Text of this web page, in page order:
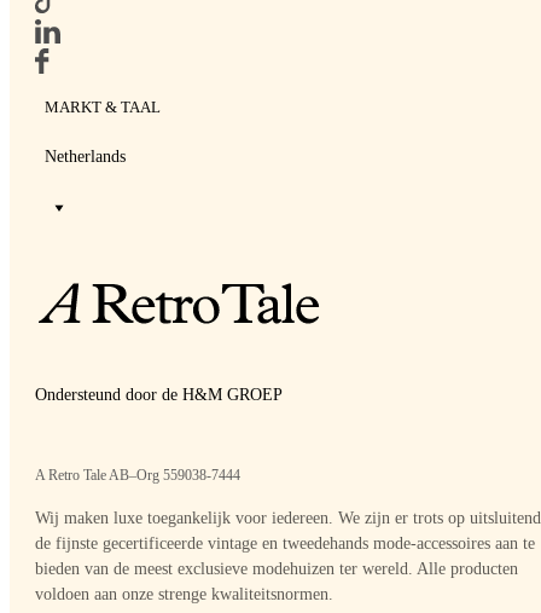
MARKT & TAAL
Netherlands
Ondersteund door de H&M GROEP
A Retro Tale AB–Org 559038-7444
Wij maken luxe toegankelijk voor iedereen. We zijn er trots op uitsluitend
de fijnste gecertificeerde vintage en tweedehands mode-accessoires aan te
bieden van de meest exclusieve modehuizen ter wereld. Alle producten
voldoen aan onze strenge kwaliteitsnormen.